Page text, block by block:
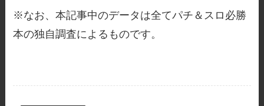
※なお、本記事中のデータは全てパチ＆スロ必勝
本の独自調査によるものです。